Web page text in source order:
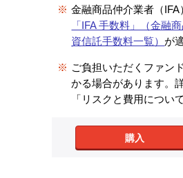
※ 金融商品仲介業者（IFA
「IFA 手数料」（金融
資信託手数料一覧） が
※ ご負担いただくファン
かる場合があります。
「リスクと費用につい
購入